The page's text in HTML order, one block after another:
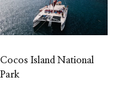
Cocos Island National
Park